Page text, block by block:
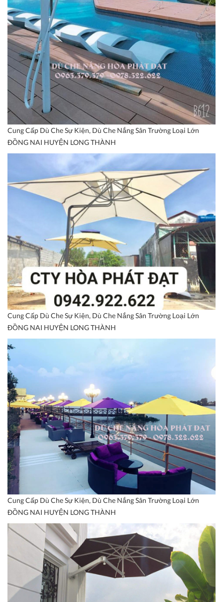
Cung Cấp Dù Che Sự Kiện, Dù Che Nắng Sân Trường Loại Lớn
ĐỒNG NAI HUYỆN LONG THÀNH
Cung Cấp Dù Che Sự Kiện, Dù Che Nắng Sân Trường Loại Lớn
ĐỒNG NAI HUYỆN LONG THÀNH
Cung Cấp Dù Che Sự Kiện, Dù Che Nắng Sân Trường Loại Lớn
ĐỒNG NAI HUYỆN LONG THÀNH